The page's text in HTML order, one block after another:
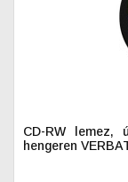
CD-RW lemez,
hengeren